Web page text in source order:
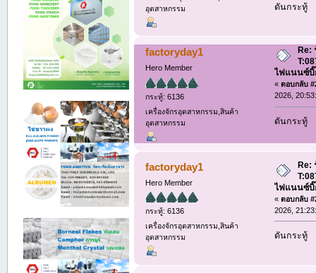
อุตสาหกรรม
ดันกระทู้
factoryday1
Hero Member
กระทู้: 6136
เครื่องจักรอุตสาหกรรม,สินค้า
อุตสาหกรรม
Re:
ไฟแนนซ์บิ๊
«ตอบกลับ
2026,
ดันกระทู้
factoryday1
Hero Member
กระทู้: 6136
เครื่องจักรอุตสาหกรรม,สินค้า
อุตสาหกรรม
Re:
ไฟแนนซ์บิ๊
«ตอบกลับ
2026,
ดันกระทู้